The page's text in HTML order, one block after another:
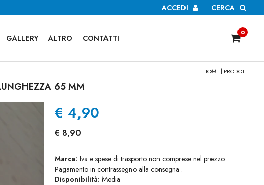
CERCA
ACCEDI
GALLERY ALTRO CONTATTI
0
HOME | PRODOTTI
65 MM
€ 4,90
€ 8,90
Marca:Iva e spese di trasporto non comprese nel prezzo.
Pagamento in contrassegno alla consegna .
Disponibilità:Media